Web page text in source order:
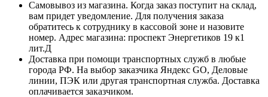
Самовывоз из магазина. Когда заказ поступит на склад,
вам придет уведомление. Для получения заказа
обратитесь к сотруднику в кассовой зоне и назовите
номер. Адрес магазина: проспект Энергетиков 19 к1
лит.Д
Доставка при помощи транспортных служб в любые
города РФ. На выбор заказчика Яндекс GO, Деловые
линии, ПЭК или другая транспортная служба. Доставка
оплачивается заказчиком.